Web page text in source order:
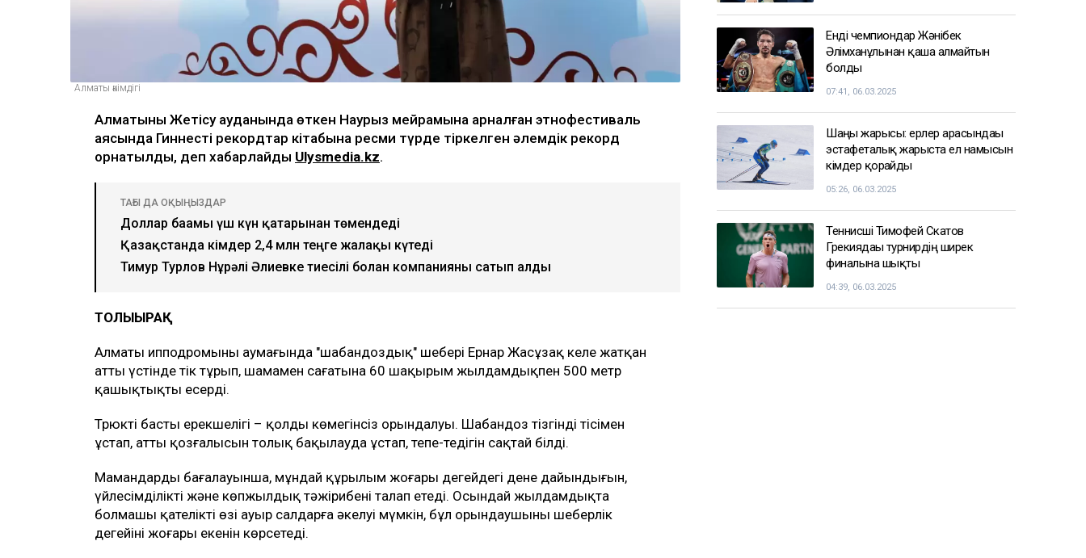
Алматы әкімдігі
Алматының Жетісу ауданында өткен Наурыз мейрамына арналған этнофестиваль
аясында Гиннестің рекордтар кітабына ресми түрде тіркелген әлемдік рекорд
орнатылды, деп хабарлайды Ulysmedia.kz.
ТАҒЫ ДА ОҚЫҢЫЗДАР
Доллар бағамы үш күн қатарынан төмендеді
Қазақстанда кімдер 2,4 млн теңге жалақы күтеді
Тимур Турлов Нұрәлі Әлиевке тиесілі болған компанияны сатып алды
ТОЛЫҒЫРАҚ
Алматы ипподромының аумағында "шабандоздық" шебері Ернар Жасұзақ келе жатқан
аттың үстінде тік тұрып, шамамен сағатына 60 шақырым жылдамдықпен 500 метр
қашықтықты еңсерді.
Трюктің басты ерекшелігі – қолдың көмегінсіз орындалуы. Шабандоз тізгінді тісімен
ұстап, аттың қозғалысын толық бақылауда ұстап, тепе-теңдігін сақтай білді.
Мамандардың бағалауынша, мұндай құрылым жоғары деңгейдегі дене дайындығын,
үйлесімділікті және көпжылдық тәжірибені талап етеді. Осындай жылдамдықта
болмашы қателіктің өзі ауыр салдарға әкелуі мүмкін, бұл орындаушының шеберлік
деңгейінің жоғары екенін көрсетеді.
Енді чемпиондар Жәнібек
Әлімханұлынан қаша алмайтын
болды
07:41, 06.03.2025
Шаңғы жарысы: ерлер арасындағы
эстафеталық жарыста ел намысын
кімдер қорғайды
05:26, 06.03.2025
Теннисші Тимофей Скатов
Грекиядағы турнирдің ширек
финалына шықты
04:39, 06.03.2025